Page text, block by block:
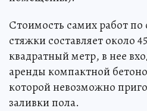
Стоимость самих работ
стяжки составляет около
квадратный метр, в нее
аренды компактной
которой невозможно
заливки пола.